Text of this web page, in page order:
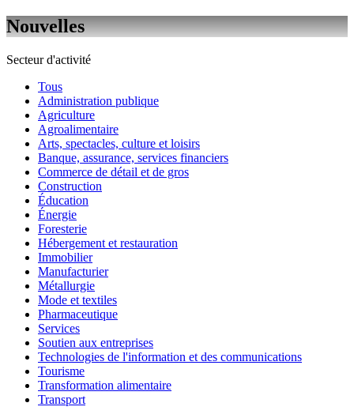
Nouvelles
Secteur d'activité
Tous
Administration publique
Agriculture
Agroalimentaire
Arts, spectacles, culture et loisirs
Banque, assurance, services financiers
Commerce de détail et de gros
Construction
Éducation
Énergie
Foresterie
Hébergement et restauration
Immobilier
Manufacturier
Métallurgie
Mode et textiles
Pharmaceutique
Services
Soutien aux entreprises
Technologies de l'information et des communications
Tourisme
Transformation alimentaire
Transport